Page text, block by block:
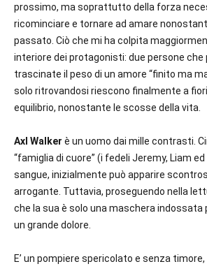
prossimo, ma soprattutto della forza
ricominciare e tornare ad amare
passato. Ciò che mi ha colpita
interiore dei protagonisti: due persone che
trascinate il peso di un amore “finito ma
solo ritrovandosi riescono finalmente a
equilibrio, nonostante le scosse della vita.
Axl Walker è un uomo dai mille contrasti.
“famiglia di cuore” (i fedeli Jeremy, Liam
sangue, inizialmente può apparire
arrogante. Tuttavia, proseguendo nella
che la sua è solo una maschera indossata
un grande dolore.
E’ un pompiere spericolato e senza